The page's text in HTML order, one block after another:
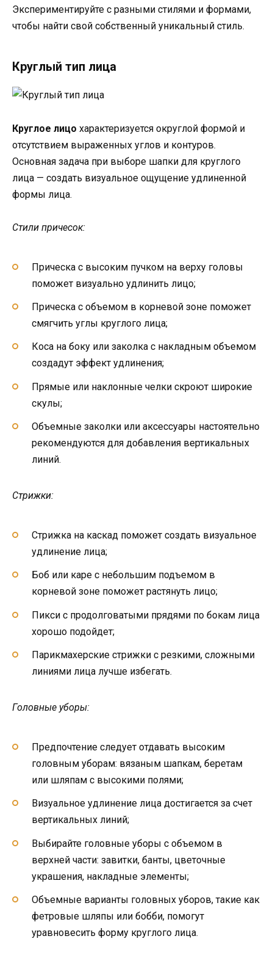
Экспериментируйте с разными стилями и формами,
чтобы найти свой собственный уникальный стиль.
Круглый тип лица
Круглое лицо характеризуется округлой формой и
отсутствием выраженных углов и контуров.
Основная задача при выборе шапки для круглого
лица — создать визуальное ощущение удлиненной
формы лица.
Стили причесок:
Прическа с высоким пучком на верху головы
поможет визуально удлинить лицо;
Прическа с объемом в корневой зоне поможет
смягчить углы круглого лица;
Коса на боку или заколка с накладным объемом
создадут эффект удлинения;
Прямые или наклонные челки скроют широкие
скулы;
Объемные заколки или аксессуары настоятельно
рекомендуются для добавления вертикальных
линий.
Стрижки:
Стрижка на каскад поможет создать визуальное
удлинение лица;
Боб или каре с небольшим подъемом в
корневой зоне поможет растянуть лицо;
Пикси с продолговатыми прядями по бокам лица
хорошо подойдет;
Парикмахерские стрижки с резкими, сложными
линиями лица лучше избегать.
Головные уборы:
Предпочтение следует отдавать высоким
головным уборам: вязаным шапкам, беретам
или шляпам с высокими полями;
Визуальное удлинение лица достигается за счет
вертикальных линий;
Выбирайте головные уборы с объемом в
верхней части: завитки, банты, цветочные
украшения, накладные элементы;
Объемные варианты головных уборов, такие как
фетровые шляпы или бобби, помогут
уравновесить форму круглого лица.